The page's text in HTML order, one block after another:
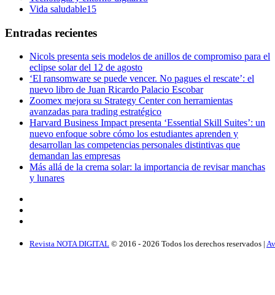
Vida saludable15
Entradas recientes
Nicols presenta seis modelos de anillos de compromiso para el
eclipse solar del 12 de agosto
‘El ransomware se puede vencer. No pagues el rescate’: el
nuevo libro de Juan Ricardo Palacio Escobar
Zoomex mejora su Strategy Center con herramientas
avanzadas para trading estratégico
Harvard Business Impact presenta ‘Essential Skill Suites’: un
nuevo enfoque sobre cómo los estudiantes aprenden y
desarrollan las competencias personales distintivas que
demandan las empresas
Más allá de la crema solar: la importancia de revisar manchas
y lunares
Revista NOTA DIGITAL © 2016 - 2026 Todos los derechos reservados |